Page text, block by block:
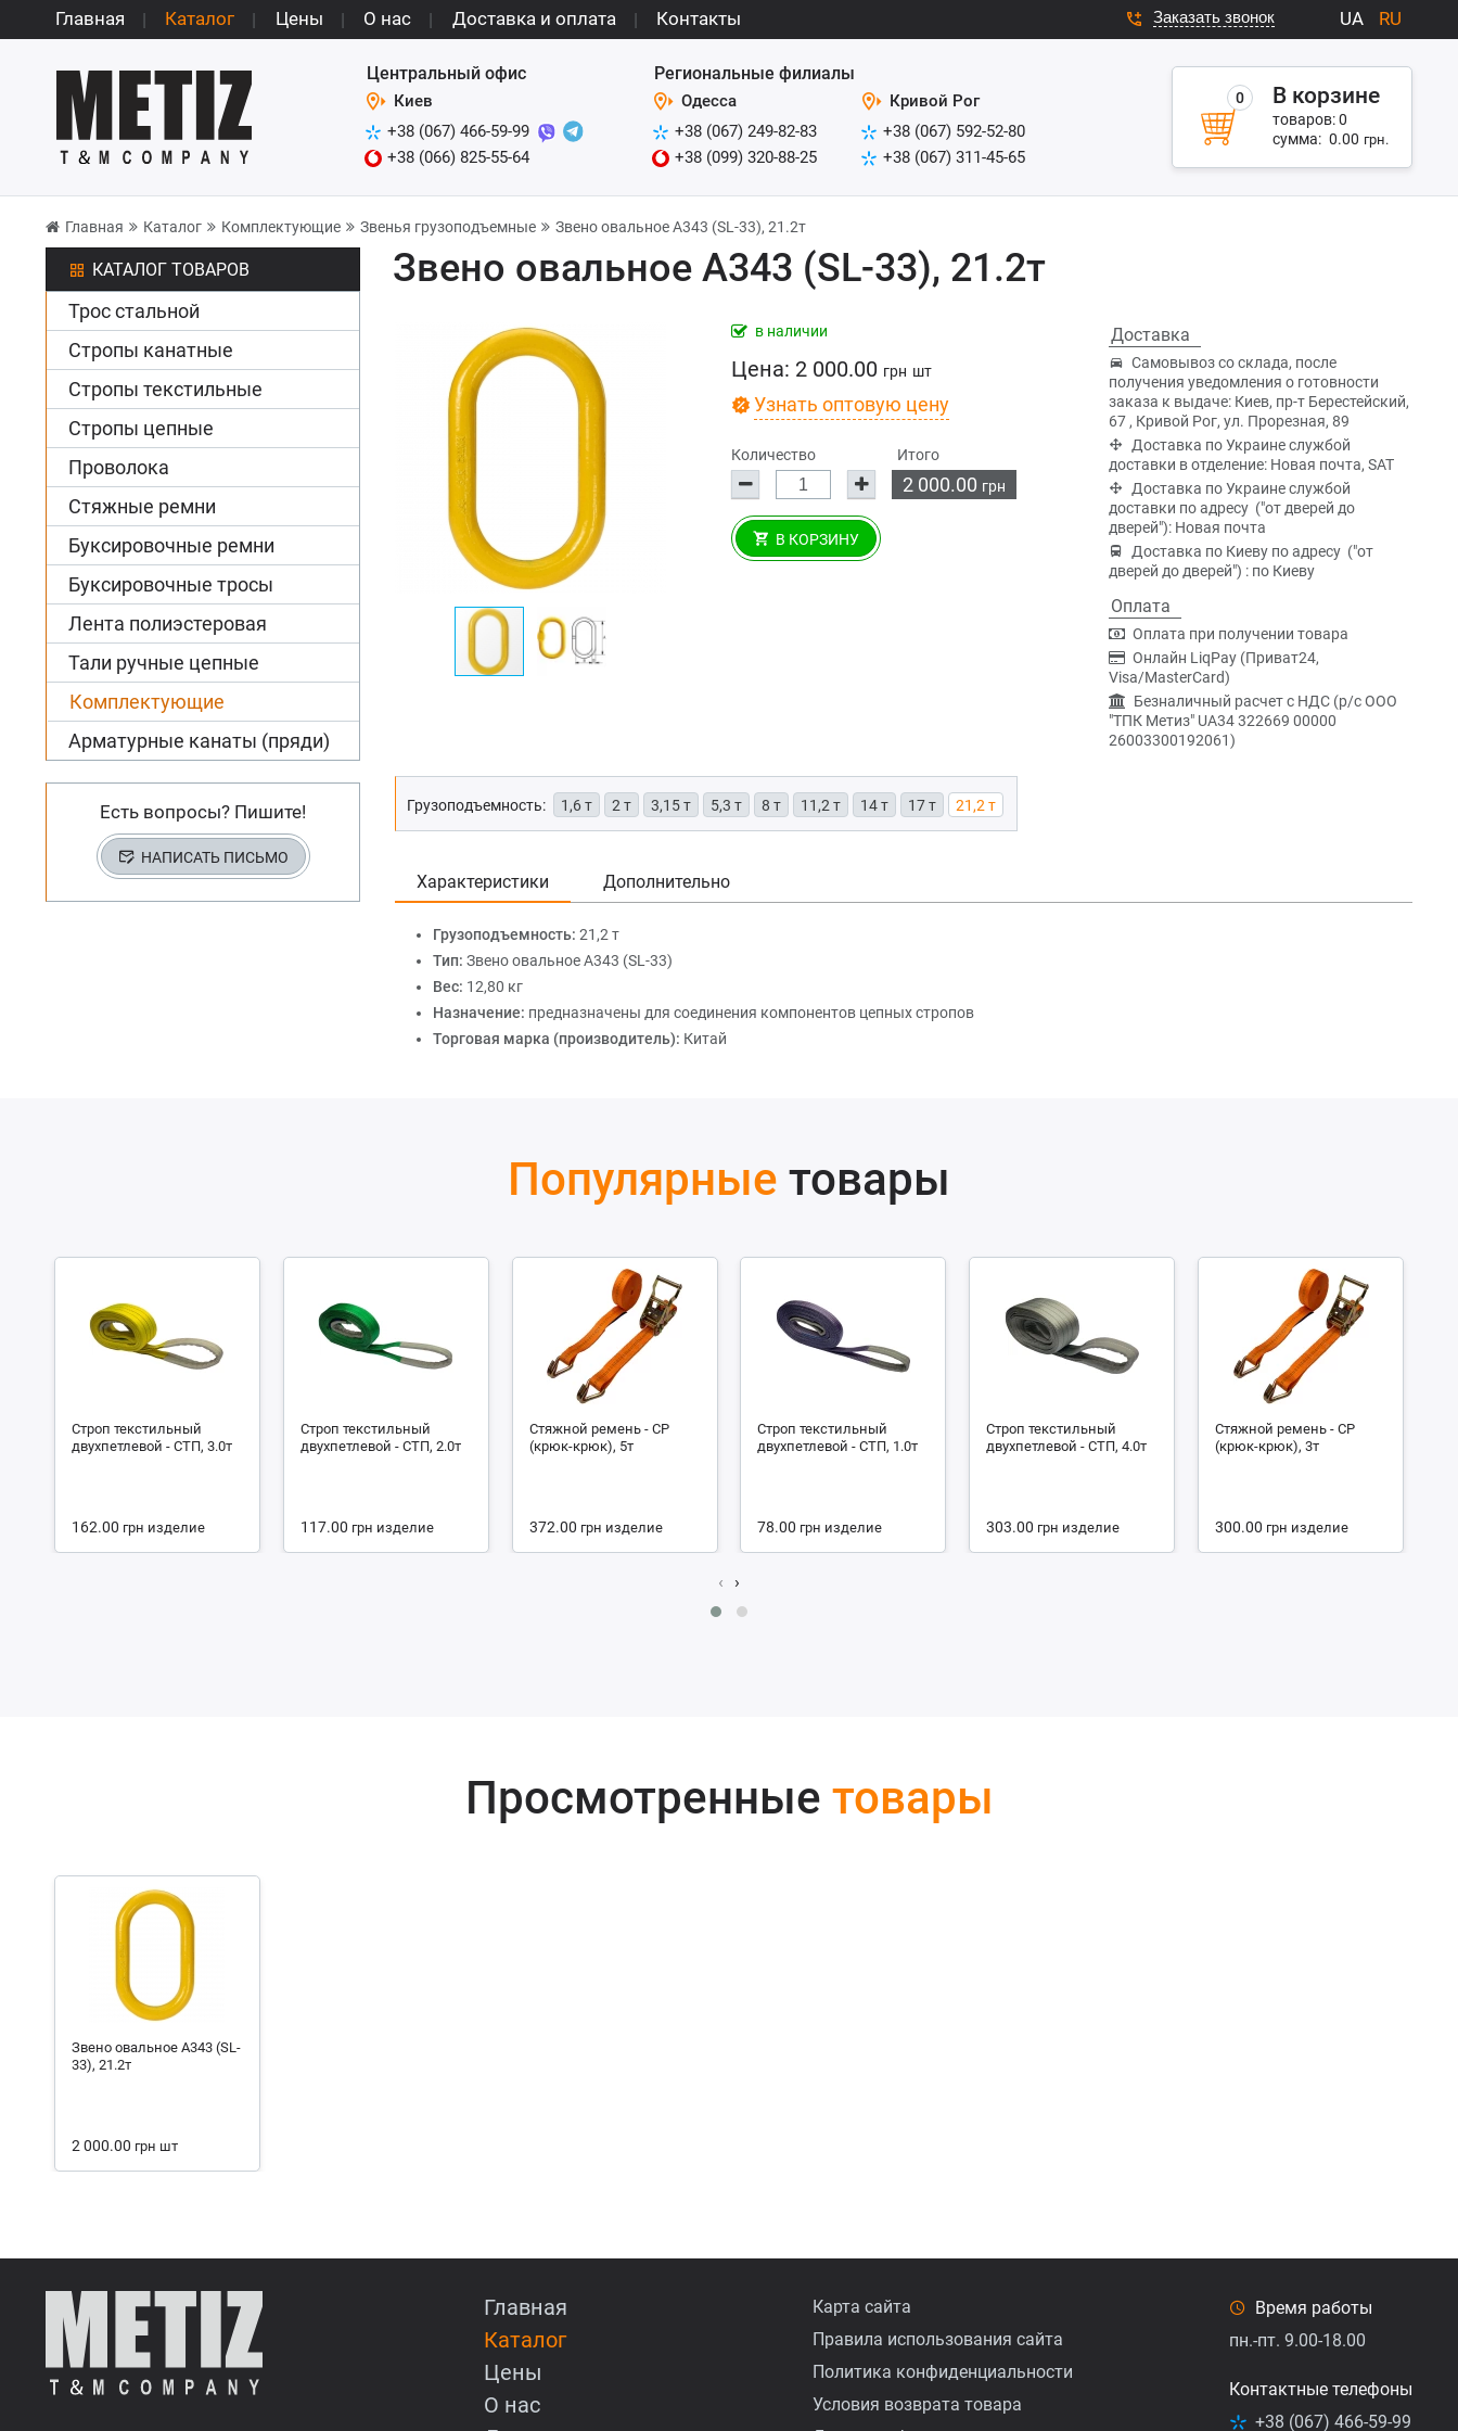
Главная Каталог Цены О нас Доставка и оплата Контакты Заказать звонок UA RU
Центральный офис
Киев
+38 (067) 466-59-99
+38 (066) 825-55-64
Региональные филиалы
Одесса
+38 (067) 249-82-83
+38 (099) 320-88-25
Кривой Рог
+38 (067) 592-52-80
+38 (067) 311-45-65
0 В корзине
товаров:0
сумма: 0.00 грн.
Главная Каталог Комплектующие Звенья грузоподъемные Звено овальное А343 (SL-33), 21.2т
КАТАЛОГ ТОВАРОВ
Трос стальной
Стропы канатные
Стропы текстильные
Стропы цепные
Проволока
Стяжные ремни
Буксировочные ремни
Буксировочные тросы
Лента полиэстеровая
Тали ручные цепные
Комплектующие
Арматурные канаты (пряди)
Есть вопросы? Пишите!
НАПИСАТЬ ПИСЬМО
Звено овальное А343 (SL-33), 21.2т
в наличии
Цена: 2 000.00 грн шт
Узнать оптовую цену
Количество Итого
2 000.00 грн
В КОРЗИНУ
Доставка
Самовывоз со склада, после
получения уведомления о готовности
заказа к выдаче: Киев, пр-т Берестейский,
67 , Кривой Рог, ул. Прорезная, 89
Доставка по Украине службой
доставки в отделение: Новая почта, SAT
Доставка по Украине службой
доставки по адресу ("от дверей до
дверей"): Новая почта
Доставка по Киеву по адресу ("от
дверей до дверей") : по Киеву
Оплата
Оплата при получении товара
Онлайн LiqPay (Приват24,
Visa/MasterCard)
Безналичный расчет с НДС (р/c ООО
"ТПК Метиз" UA34 322669 00000
26003300192061)
Грузоподъемность: 1,6 т 2 т 3,15 т 5,3 т 8 т 11,2 т 14 т 17 т 21,2 т
Характеристики Дополнительно
Грузоподъемность: 21,2 т
Тип: Звено овальное А343 (SL-33)
Вес: 12,80 кг
Назначение: предназначены для соединения компонентов цепных стропов
Торговая марка (производитель): Китай
Популярные товары
Строп текстильный
двухпетлевой - СТП, 3.0т
162.00 грн изделие
Строп текстильный
двухпетлевой - СТП, 2.0т
117.00 грн изделие
Стяжной ремень - СР
(крюк-крюк), 5т
372.00 грн изделие
Строп текстильный
двухпетлевой - СТП, 1.0т
78.00 грн изделие
Строп текстильный
двухпетлевой - СТП, 4.0т
303.00 грн изделие
Стяжной ремень - СР
(крюк-крюк), 3т
300.00 грн изделие
‹ ›
Просмотренные товары
Звено овальное А343 (SL-
33), 21.2т
2 000.00 грн шт
Главная
Каталог
Цены
О нас
Карта сайта
Правила использования сайта
Политика конфиденциальности
Условия возврата товарa
Время работы
пн.-пт. 9.00-18.00
Контактные телефоны
+38 (067) 466-59-99